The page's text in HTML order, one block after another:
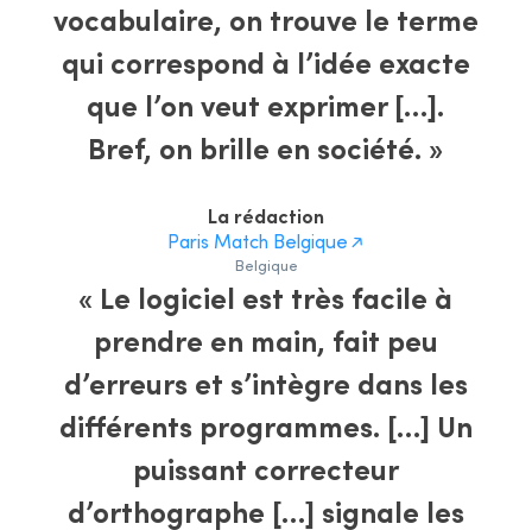
vocabulaire, on trouve le terme
qui correspond à l’idée exacte
que l’on veut exprimer […].
Bref, on brille en société. »
La rédaction
Paris Match Belgique
Belgique
« Le logiciel est très facile à
prendre en main, fait peu
d’erreurs et s’intègre dans les
différents programmes. […] Un
puissant correcteur
d’orthographe […] signale les